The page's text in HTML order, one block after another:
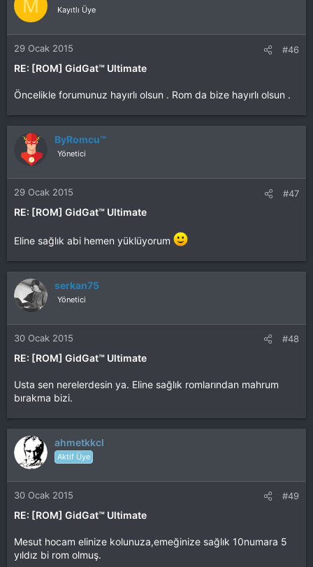
M Kayıtlı Üye
29 Ocak 2015 #46
RE: [ROM] GidGat™ Ultimate
Öncelikle forumunuz hayırlı olsun . Rom da bize hayırlı olsun .
ByRomcu™
Yönetici
29 Ocak 2015 #47
RE: [ROM] GidGat™ Ultimate
Eline sağlık abi hemen yüklüyorum
serkan75
Yönetici
30 Ocak 2015 #48
RE: [ROM] GidGat™ Ultimate
Usta sen nerelerdesin ya. Eline sağlık romlarından mahrum
bırakma bizi.
ahmetkkcl
Aktif Üye
30 Ocak 2015 #49
RE: [ROM] GidGat™ Ultimate
Mesut hocam elinize kolunuza,emeğinize sağlık 10numara 5
yıldız bi rom olmuş.